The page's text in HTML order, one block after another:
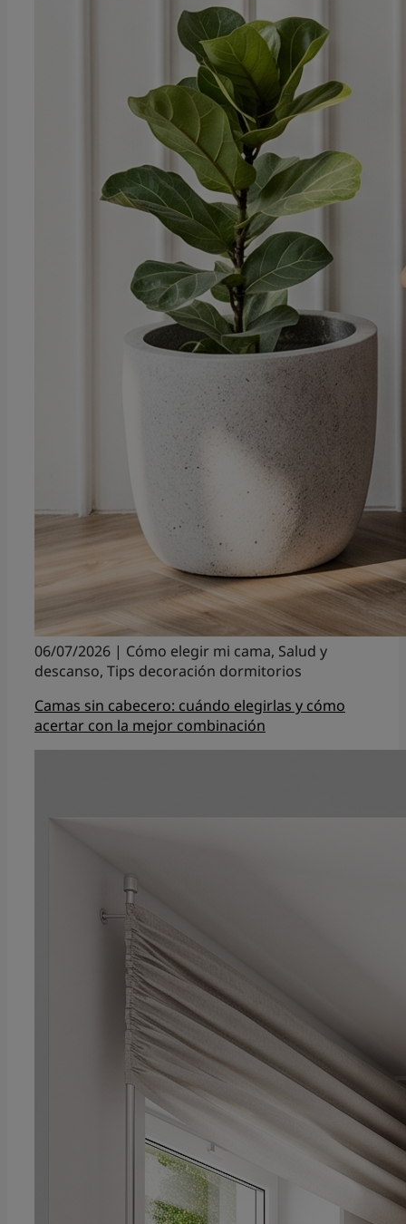
06/07/2026 | Cómo elegir mi cama, Salud y
descanso, Tips decoración dormitorios
Camas sin cabecero: cuándo elegirlas y cómo
acertar con la mejor combinación